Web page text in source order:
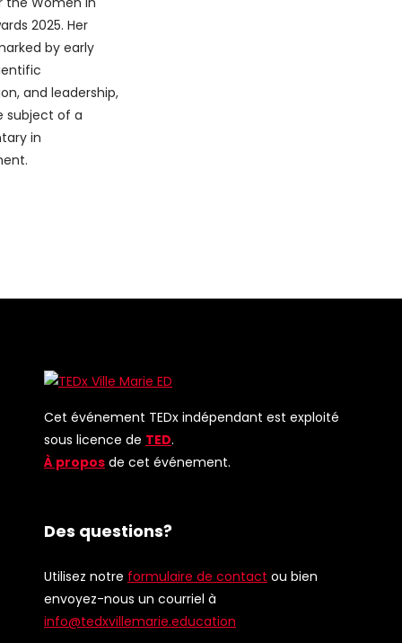
2025. Her
by early
and leadership,
subject of a
in
Cet événement TEDx indépendant est exploité
sous licence de TED.
À propos de cet événement.
Des questions?
Utilisez notre formulaire de contact ou bien
envoyez-nous un courriel à
info@tedxvillemarie.education